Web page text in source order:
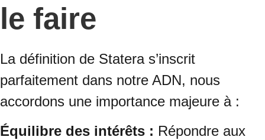
le faire
La définition de Statera s’inscrit
parfaitement dans notre ADN, nous
accordons une importance majeure à :
Équilibre des intérêts : Répondre aux